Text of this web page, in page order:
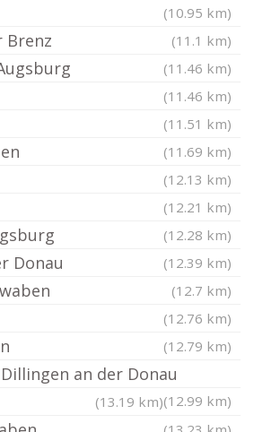
(10.95 km)
Brenz (11.1 km)
(11.46 km)
(11.46 km)
(11.51 km)
(11.69 km)
(12.13 km)
(12.21 km)
(12.28 km)
Donau (12.39 km)
(12.7 km)
(12.76 km)
(12.79 km)
an der Donau
(12.99 km)
(13.19 km)